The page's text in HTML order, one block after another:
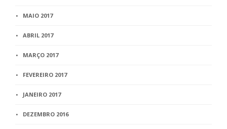
MAIO 2017
ABRIL 2017
MARÇO 2017
FEVEREIRO 2017
JANEIRO 2017
DEZEMBRO 2016